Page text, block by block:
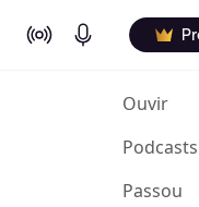
On Air Podcasts
Ouvir
Podcasts
Passou